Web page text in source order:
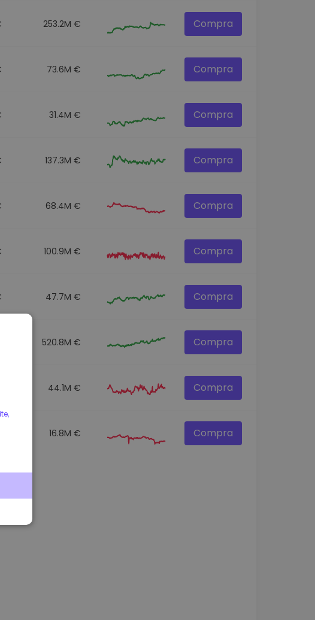
253.2M € Compra
73.6M € Compra
31.4M € Compra
137.3M € Compra
68.4M € Compra
100.9M € Compra
47.7M € Compra
520.8M € Compra
44.1M € Compra
16.8M € Compra